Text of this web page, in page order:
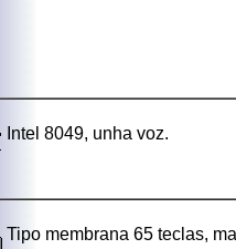
Intel 8049, unha voz.
Tipo membrana 65 teclas,